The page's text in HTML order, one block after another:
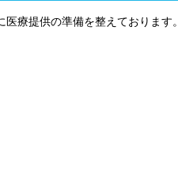
療提供の準備を整えております。